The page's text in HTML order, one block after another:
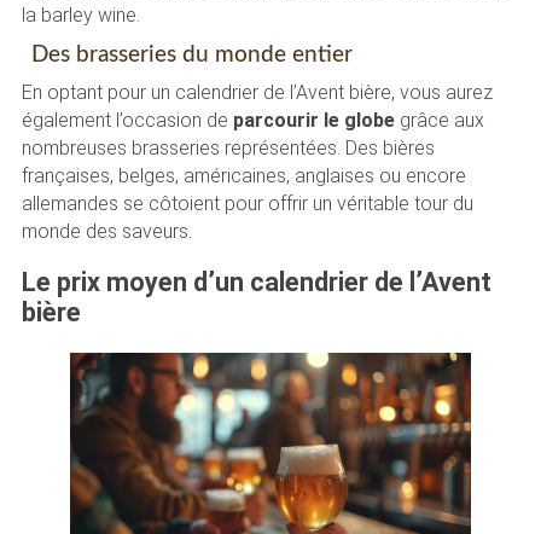
la barley wine.
Des brasseries du monde entier
En optant pour un calendrier de l’Avent bière, vous aurez
également l’occasion de parcourir le globegrâce aux
nombreuses brasseries représentées. Des bières
françaises, belges, américaines, anglaises ou encore
allemandes se côtoient pour offrir un véritable tour du
monde des saveurs.
Le prix moyen d’un calendrier de l’Avent
bière